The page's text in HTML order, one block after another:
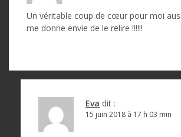
Un véritable coup de cœur pour moi
me donne envie de le relire !!!!!!
Eva dit :
15 juin 2018 à 17 h 03 min